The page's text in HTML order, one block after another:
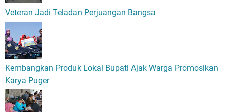
Veteran Jadi Teladan Perjuangan Bangsa
Kembangkan Produk Lokal Bupati Ajak Warga Promosikan
Karya Puger